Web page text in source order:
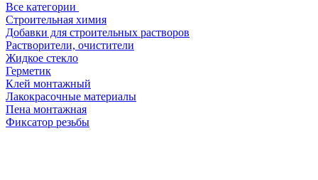
Все категории
Строительная химия
Добавки для строительных растворов
Растворители, очистители
Жидкое стекло
Герметик
Клей монтажный
Лакокрасочные материалы
Пена монтажная
Фиксатор резьбы